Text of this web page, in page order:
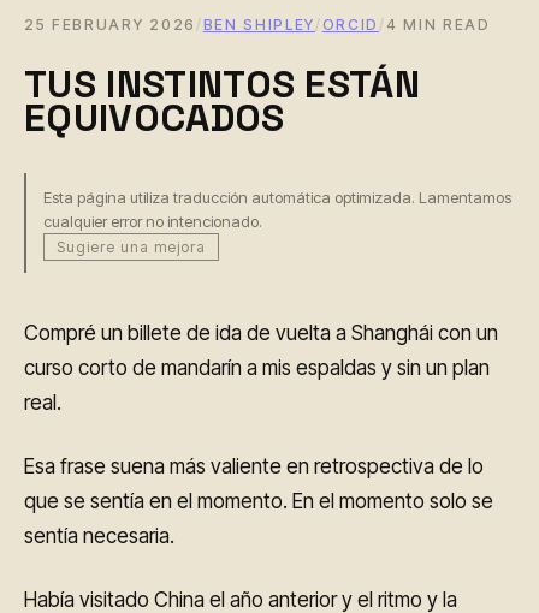
25 FEBRUARY 2026 / BEN SHIPLEY / ORCID / 4 MIN READ
TUS INSTINTOS ESTÁN
EQUIVOCADOS
Esta página utiliza traducción automática optimizada. Lamentamos
cualquier error no intencionado.
Sugiere una mejora
Compré un billete de ida de vuelta a Shanghái con un
curso corto de mandarín a mis espaldas y sin un plan
real.
Esa frase suena más valiente en retrospectiva de lo
que se sentía en el momento. En el momento solo se
sentía necesaria.
Había visitado China el año anterior y el ritmo y la